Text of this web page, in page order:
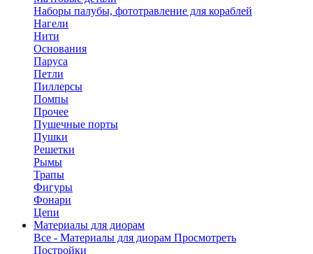
Наборы палубы, фототравление для кораблей
Нагели
Нити
Основания
Паруса
Петли
Пиллерсы
Помпы
Прочее
Пушечные порты
Пушки
Решетки
Рымы
Трапы
Фигуры
Фонари
Цепи
Материалы для диорам
Все - Материалы для диорам Просмотреть
Постройки